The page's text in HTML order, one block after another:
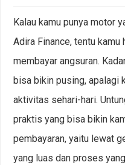
Kalau kamu punya motor
Adira Finance, tentu
membayar angsuran.
bisa bikin pusing, apalagi
aktivitas sehari-hari.
praktis yang bisa bikin
pembayaran, yaitu lewat
yang luas dan proses